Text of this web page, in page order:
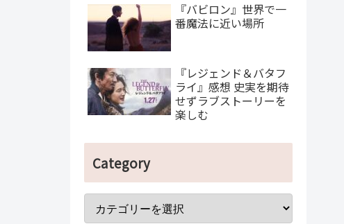
『バビロン』世界で一
番魔法に近い場所
『レジェンド＆バタフ
ライ』感想 史実を期待
せずラブストーリーを
楽しむ
Category